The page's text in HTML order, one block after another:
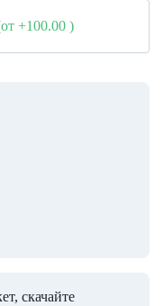
+100.00 )
скачайте